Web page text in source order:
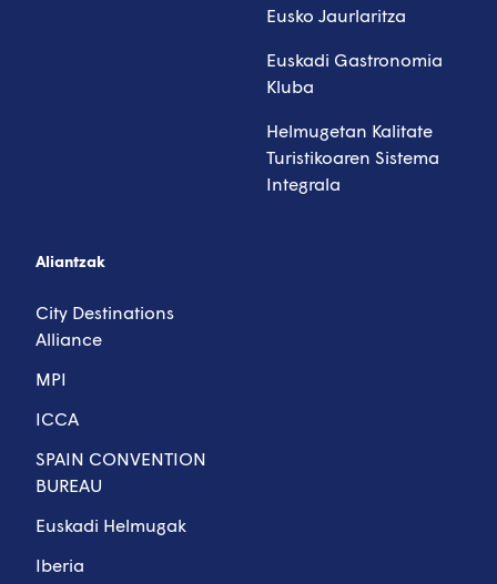
Eusko Jaurlaritza
Euskadi Gastronomia
Kluba
Helmugetan Kalitate
Turistikoaren Sistema
Integrala
Aliantzak
City Destinations
Alliance
MPI
ICCA
SPAIN CONVENTION
BUREAU
Euskadi Helmugak
Iberia